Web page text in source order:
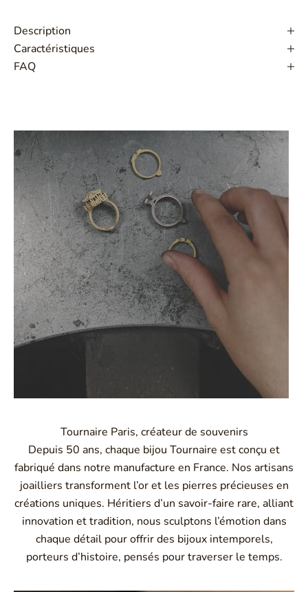
Description
Caractéristiques
FAQ
Tournaire Paris, créateur de souvenirs
Depuis 50 ans, chaque bijou Tournaire est conçu et
fabriqué dans notre manufacture en France. Nos artisans
joailliers transforment l’or et les pierres précieuses en
créations uniques. Héritiers d’un savoir-faire rare, alliant
innovation et tradition, nous sculptons l’émotion dans
chaque détail pour offrir des bijoux intemporels,
porteurs d’histoire, pensés pour traverser le temps.